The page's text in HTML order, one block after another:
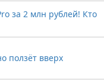
за 2 млн рублей! Кто
ползёт вверх